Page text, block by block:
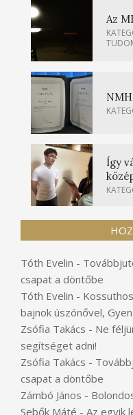
Az
Így
Tóth Evelin -
csapat a döntőbe
Tóth Evelin -
bajnok úszónővel,
Zsófia Takács - Ne
segítséget adni!
Zsófia Takács -
csapat a döntőbe
Zámbó János -
Sebők Máté - Az egyik